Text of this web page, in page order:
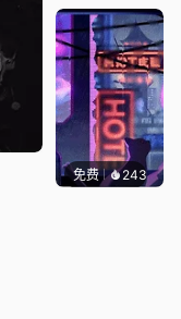
免费 243鲨鲨啊